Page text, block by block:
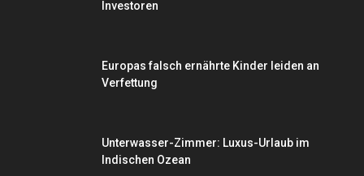
Investoren
Europas falsch ernährte Kinder leiden an
Verfettung
Unterwasser-Zimmer: Luxus-Urlaub im
Indischen Ozean